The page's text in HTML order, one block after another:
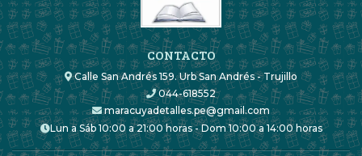
CONTACTO
Calle San Andrés 159. Urb San Andrés - Trujillo
044-618552
maracuyadetalles.pe@gmail.com
Lun a Sáb 10:00 a 21:00 horas - Dom 10:00 a 14:00 horas